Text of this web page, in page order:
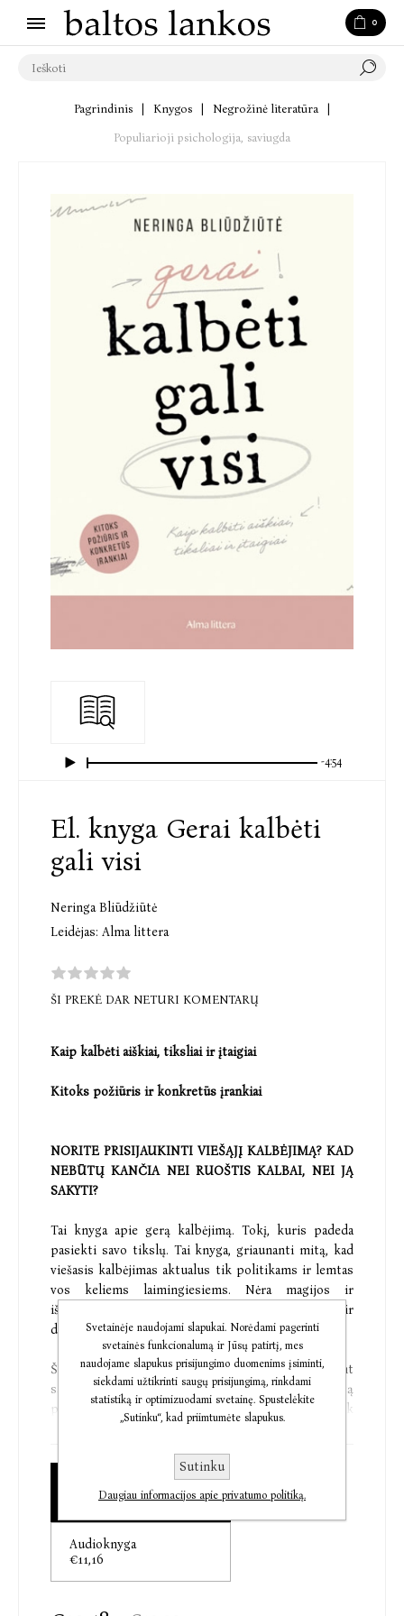
0
Pagrindinis Knygos Negrožinė literatūra
Populiarioji psichologija, saviugda
-4:54
El. knyga Gerai kalbėti
gali visi
Neringa Bliūdžiūtė
Leidėjas: Alma littera
ŠI PREKĖ DAR NETURI KOMENTARŲ
Kaip kalbėti aiškiai, tiksliai ir įtaigiai
Kitoks požiūris ir konkretūs įrankiai
NORITE PRISIJAUKINTI VIEŠĄJĮ KALBĖJIMĄ? KAD
NEBŪTŲ KANČIA NEI RUOŠTIS KALBAI, NEI JĄ
SAKYTI?
Tai knyga apie gerą kalbėjimą. Tokį, kuris padeda
pasiekti savo tikslų. Tai knyga, griaunanti mitą, kad
viešasis kalbėjimas aktualus tik politikams ir lemtas
vos keliems laimingiesiems. Nėra magijos ir
išrinktųjų, yra tik kryptingai skiriamas dėmesys ir
darbas. Kalbėjimas – labiau matematika nei mistika.
Ši knyga pateiks aiškius kriterijus, svarbius rengiant
savo pristatymą ar kalbą, padės jausti tvirtą
pagrindą po kojomis ir kalbėti įtaigiau. Tiek
svečiuose, tiek susitikime, tiek seminare. Nes gerai
Knygos puslapiuose:
• Esminiai geros kalbos elementai.
• Patarimai, kaip ruoštis kalbai, – nuo geros pradžios
€10,48
Audioknyga
€11,16
Svetainėje naudojami slapukai. Norėdami pagerinti
svetainės funkcionalumą ir Jūsų patirtį, mes
naudojame slapukus prisijungimo duomenims įsiminti,
siekdami užtikrinti saugų prisijungimą, rinkdami
statistiką ir optimizuodami svetainę. Spustelėkite
„Sutinku“, kad priimtumėte slapukus.
Sutinku
Daugiau informacijos apie privatumo politiką.